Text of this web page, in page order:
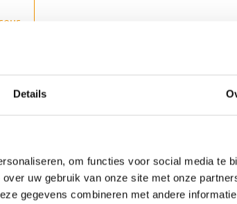
Details
om functies voor social media te
uw gebruik van onze site met onze
gegevens combineren met andere
Amenities nearby
+
−